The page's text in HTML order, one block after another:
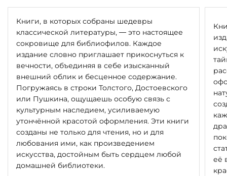
Книги, в которых собраны шедевры
классической литературы, — это настоящее
сокровище для библиофилов. Каждое
издание словно приглашает прикоснуться к
вечности, объединяя в себе изысканный
внешний облик и бесценное содержание.
Погружаясь в строки Толстого, Достоевского
или Пушкина, ощущаешь особую связь с
культурным наследием, усиливаемую
утончённой красотой оформления. Эти книги
созданы не только для чтения, но и для
любования ими, как произведением
искусства, достойным быть сердцем любой
домашней библиотеки.
её